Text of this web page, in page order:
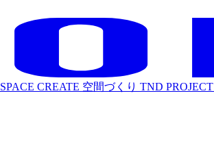
SPACE CREATE 空間づくり TND PROJECT